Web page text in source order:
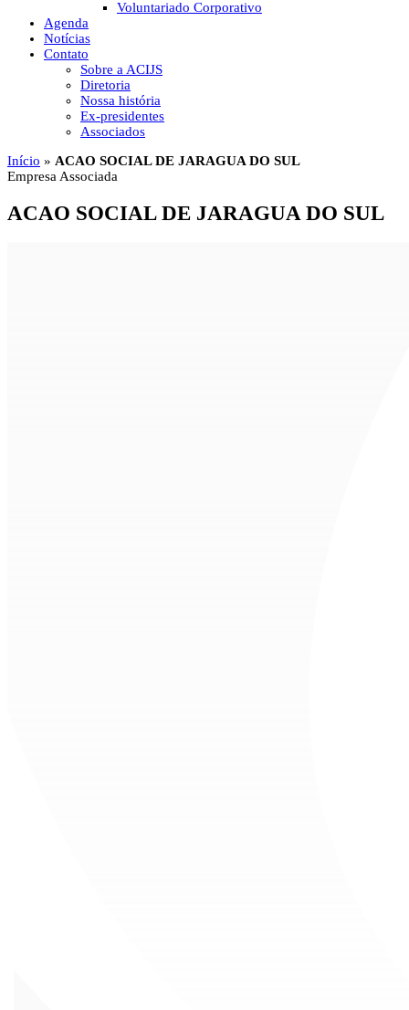
Voluntariado Corporativo
Agenda
Notícias
Contato
Sobre a ACIJS
Diretoria
Nossa história
Ex-presidentes
Associados
Início » ACAO SOCIAL DE JARAGUA DO SUL
Empresa Associada
ACAO SOCIAL DE JARAGUA DO SUL